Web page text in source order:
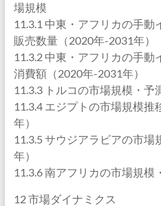
場規模
11.3.1 中東・アフリカの手
販売数量（2020年-2031年）
11.3.2 中東・アフリカの手
消費額（2020年-2031年）
11.3.3 トルコの市場規模・予
11.3.4 エジプトの市場規模
年）
11.3.5 サウジアラビアの市
年）
11.3.6 南アフリカの市場規模
12 市場ダイナミクス